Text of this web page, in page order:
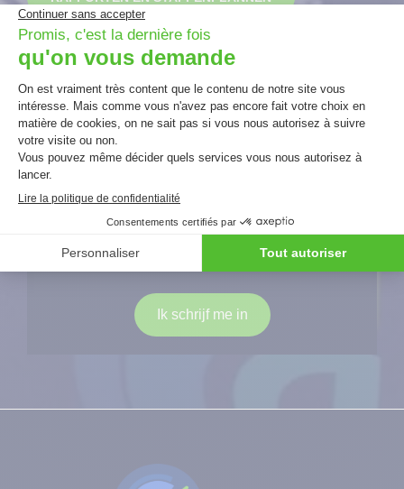
ONTVANG DE DRIEMAANDELIJKSE
CEC NIEUWSBRIEF
(Vereist) Ik schrijf me in